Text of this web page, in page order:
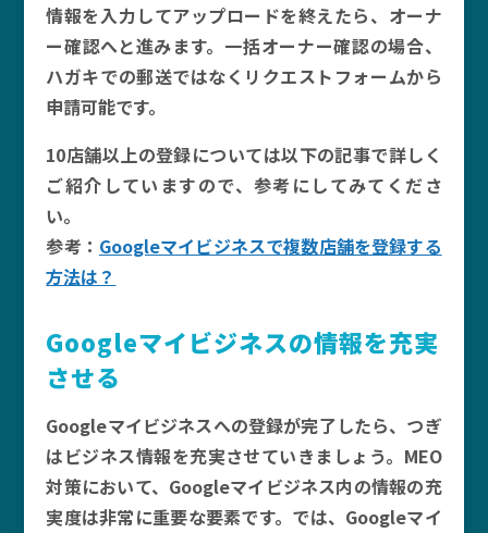
情報を入力してアップロードを終えたら、オーナ
ー確認へと進みます。一括オーナー確認の場合、
ハガキでの郵送ではなくリクエストフォームから
申請可能です。
10店舗以上の登録については以下の記事で詳しく
ご紹介していますので、参考にしてみてくださ
い。
参考： Googleマイビジネスで複数店舗を登録する
方法は？
Googleマイビジネスの情報を充実
させる
Googleマイビジネスへの登録が完了したら、つぎ
はビジネス情報を充実させていきましょう。MEO
対策において、Googleマイビジネス内の情報の充
実度は非常に重要な要素です。では、Googleマイ